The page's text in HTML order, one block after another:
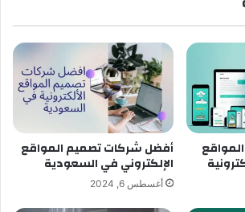
أفضل شركات تصميم المواقع
الإلكتروني في السعودية
أغسطس 6, 2024